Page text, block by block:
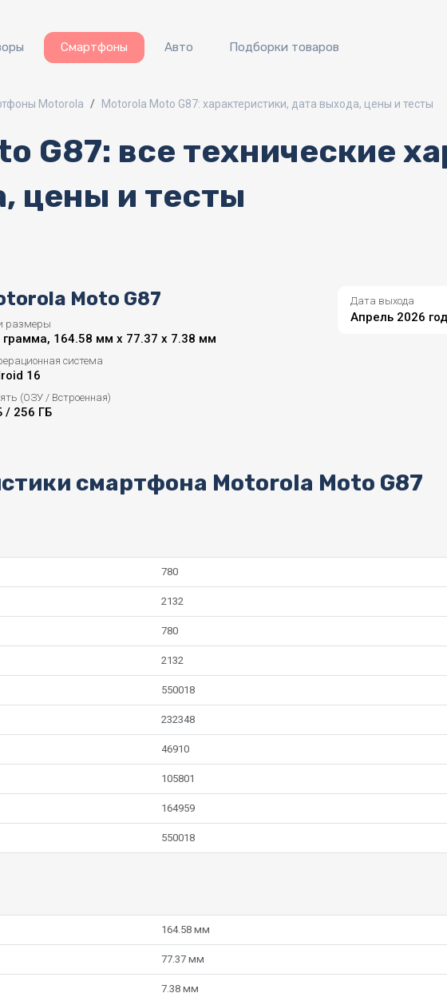
Смартфоны Авто Подборки товаров
Motorola Motorola Moto G87: характеристики, дата выхода, цены и тесты
G87: все технические
цены и тесты
Moto G87
размеры
грамма, 164.58 мм x 77.37 x 7.38 мм
система
16
(ОЗУ / Встроенная)
/ 256 ГБ
Дата выхода
Апрель 2026
смартфона Motorola Moto G87
780
2132
780
2132
550018
232348
46910
105801
164959
550018
164.58 мм
77.37 мм
7.38 мм